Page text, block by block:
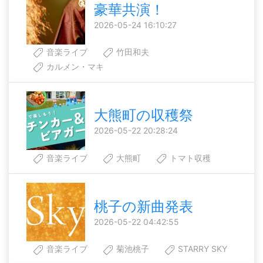
豪華共演！
2026-05-24 16:10:27
音楽ライブ
竹田和夫
カルメン・マキ
大熊町の収穫祭
2026-05-22 20:28:24
音楽ライブ 大熊町 トマト収穫
桃子の新曲発表
2026-05-22 04:42:55
音楽ライブ 菊池桃子 STARRY SKY